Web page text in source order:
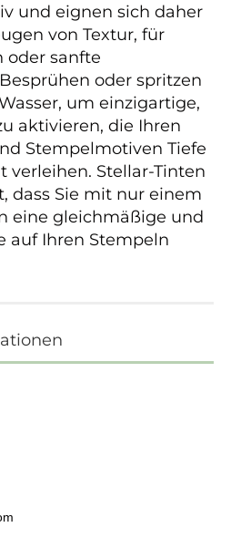
und eignen sich daher
von Textur, für
oder sanfte
oder spritzen
um einzigartige,
aktivieren, die Ihren
Stempelmotiven Tiefe
verleihen. Stellar-Tinten
dass Sie mit nur einem
eine gleichmäßige und
auf Ihren Stempeln